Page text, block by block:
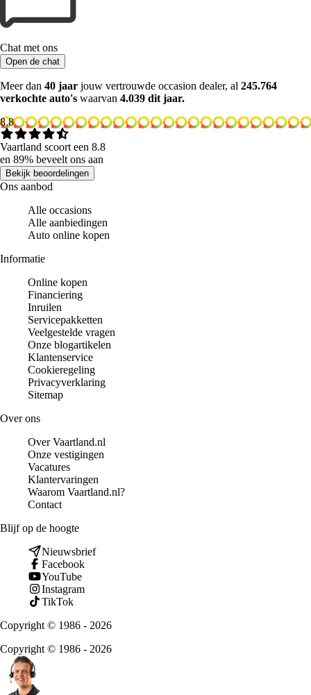
Chat met ons
Open de chat
Meer dan 40 jaar jouw vertrouwde occasion dealer, al 245.764
verkochte auto's waarvan 4.039 dit jaar.
8.8
Vaartland scoort een 8.8
en 89% beveelt ons aan
Bekijk beoordelingen
Ons aanbod
Alle occasions
Alle aanbiedingen
Auto online kopen
Informatie
Online kopen
Financiering
Inruilen
Servicepakketten
Veelgestelde vragen
Onze blogartikelen
Klantenservice
Cookieregeling
Privacyverklaring
Sitemap
Over ons
Over Vaartland.nl
Onze vestigingen
Vacatures
Klantervaringen
Waarom Vaartland.nl?
Contact
Blijf op de hoogte
Nieuwsbrief
Facebook
YouTube
Instagram
TikTok
Copyright © 1986 - 2026
Copyright © 1986 - 2026